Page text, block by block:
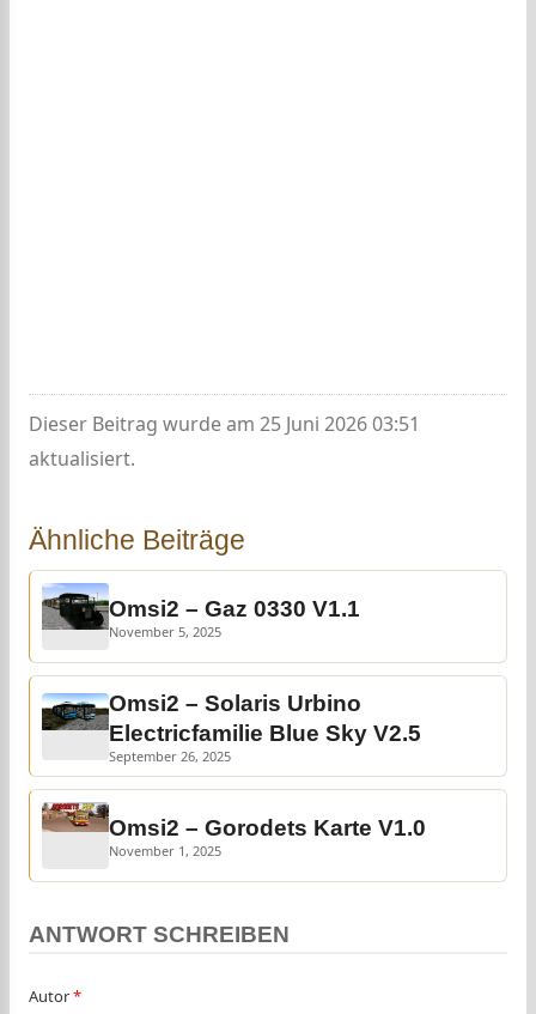
Dieser Beitrag wurde am 25 Juni 2026 03:51
aktualisiert.
Ähnliche Beiträge
Omsi2 – Gaz 0330 V1.1
November 5, 2025
Omsi2 – Solaris Urbino
Electricfamilie Blue Sky V2.5
September 26, 2025
Omsi2 – Gorodets Karte V1.0
November 1, 2025
ANTWORT SCHREIBEN
Autor*